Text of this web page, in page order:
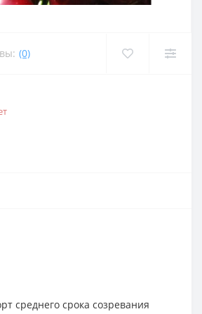
(0)
среднего срока созревания